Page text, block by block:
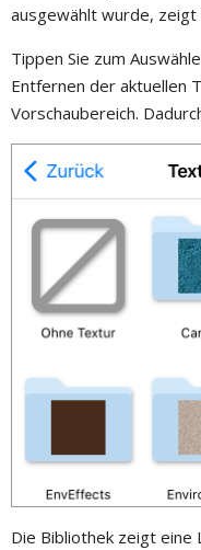
ausgewählt wurde, zeigt
Tippen Sie zum
Entfernen der aktuellen
Vorschaubereich.
Die Bibliothek zeigt eine